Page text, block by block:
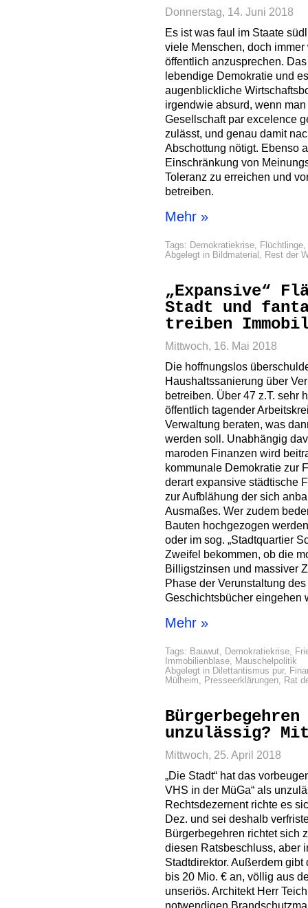
Donnerstag, 14. Juni 2018
Es ist was faul im Staate
viele Menschen, doch
öffentlich anzusprechen.
lebendige Demokratie und
augenblickliche
irgendwie absurd, wenn
Gesellschaft par excelence
zulässt, und genau damit
Abschottung nötigt. Ebenso
Einschränkung von
Toleranz zu erreichen und
betreiben.
Mehr »
Tags: Demokratiekrise, Flüchtlinge,
Abgelegt in Bildmaterial , Rest der
„Expansive“
Stadt und
treiben
Mittwoch, 16. Mai 2018
Die hoffnungslos
Haushaltssanierung über
betreiben. Über 47 z.T. sehr
öffentlich tagender
Verwaltung beraten, was
werden soll. Unabhängig
maroden Finanzen wird
kommunale Demokratie zur
derart expansive städtische
zur Aufblähung der sich
Ausmaßes. Wer zudem
Bauten hochgezogen
oder im sog. „Stadtquartier
Zweifel bekommen, ob die
Billigstzinsen und massiver
Phase der Verunstaltung
Geschichtsbücher eingehen
Mehr »
Tags: Bauwut, Demokratiekrise,
Immobilienblase, Mauschelpolitik
Abgelegt in Dilettantismus pur,
Mülheim, Presseerklärungen, Rat
unzulässig?
Mittwoch, 25. April 2018
„Die Stadt“ hat das
VHS in der MüGa“ als
Rechtsdezernent richte es
Dez. und sei deshalb
Bürgerbegehren richtet sich
diesen Ratsbeschluss, aber
Stadtdirektor. Außerdem
bis 20 Mio. € an, völlig aus
unseriös. Architekt Herr
notwendigen